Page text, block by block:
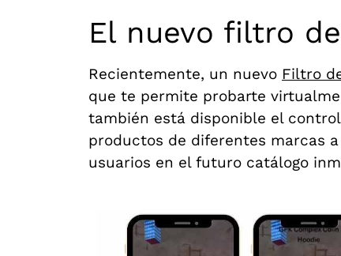
El nuevo filtro
Recientemente, un nuevo Filtro
que te permite probarte
también está disponible el
productos de diferentes marcas
usuarios en el futuro catálogo